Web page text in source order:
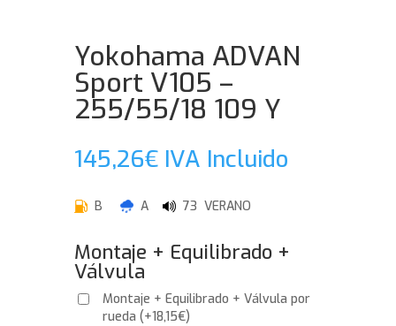
Yokohama ADVAN
Sport V105 –
255/55/18 109 Y
145,26€ IVA Incluido
B A 73 VERANO
Montaje + Equilibrado +
Válvula
Montaje + Equilibrado + Válvula por
rueda(+18,15€)